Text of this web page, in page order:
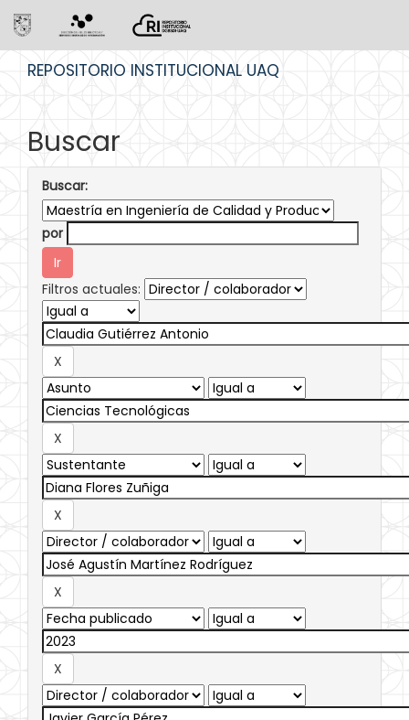
REPOSITORIO INSTITUCIONAL UAQ
Buscar
Buscar:
por
Filtros actuales: